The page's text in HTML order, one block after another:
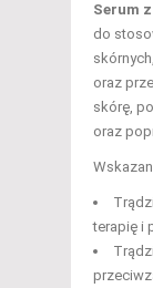
Serum
do
oraz
skórę,
oraz
terapię i